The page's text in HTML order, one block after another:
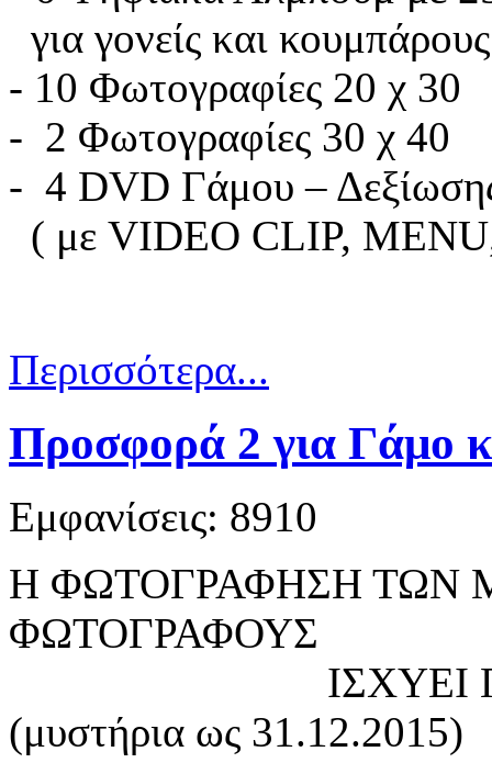
για γονείς και κουμπάρους
- 10
- 2 Φωτογραφίες 30 χ 40
- 4 DVD Γάμου –
( με VIDEO CLIP,
Περισσότερα...
Προσφορά 2 για Γάμο
Εμφανίσεις: 8910
Η ΦΩΤΟΓΡΑΦΗΣΗ ΤΩΝ
ΦΩΤΟΓΡΑΦΟΥΣ
ΙΣΧΥΕΙ ΓΙΑ
(μυστήρια ως 31.12.2015)